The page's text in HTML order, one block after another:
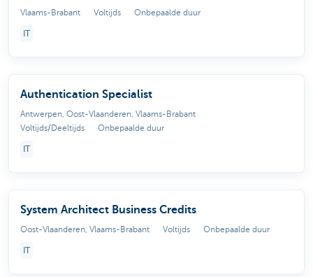
Vlaams-Brabant Voltijds Onbepaalde duur
IT
Authentication Specialist
Antwerpen, Oost-Vlaanderen, Vlaams-Brabant
Voltijds/Deeltijds
Onbepaalde duur
IT
System Architect Business Credits
Oost-Vlaanderen, Vlaams-Brabant Voltijds Onbepaalde duur
IT